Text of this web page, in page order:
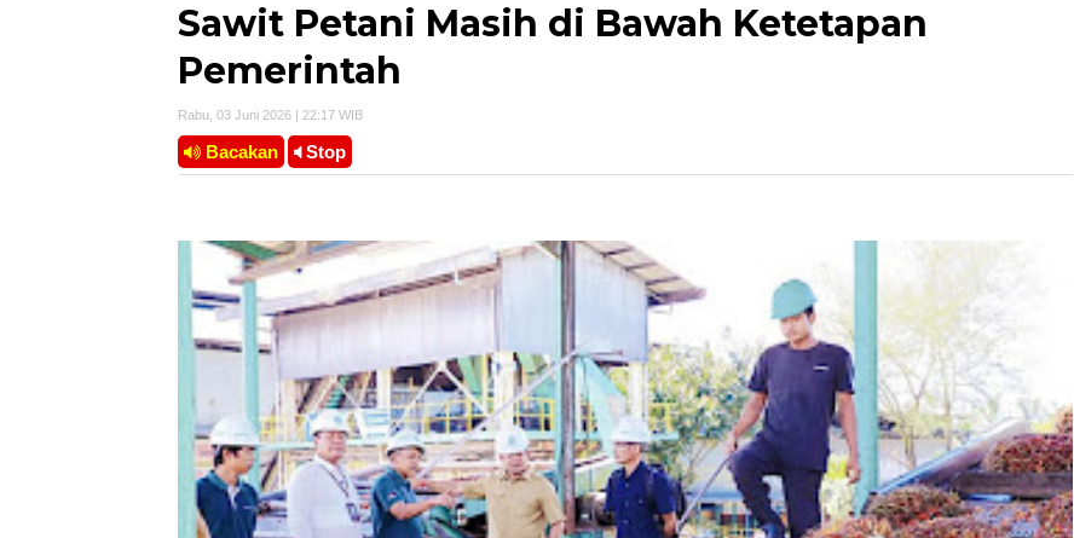
Sawit Petani Masih di Bawah Ketetapan
Pemerintah
Rabu, 03 Juni 2026 | 22:17 WIB
Bacakan Stop